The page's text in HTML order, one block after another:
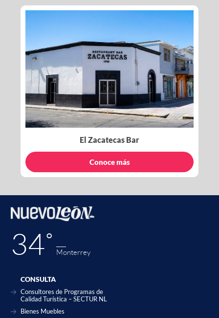
El Zacatecas Bar
Conoce más
34˚ Monterrey
CONSULTA
Consultores de Programas de
Calidad Turística – SECTUR NL
Bienes Muebles